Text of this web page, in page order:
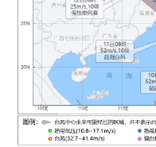
以上内容